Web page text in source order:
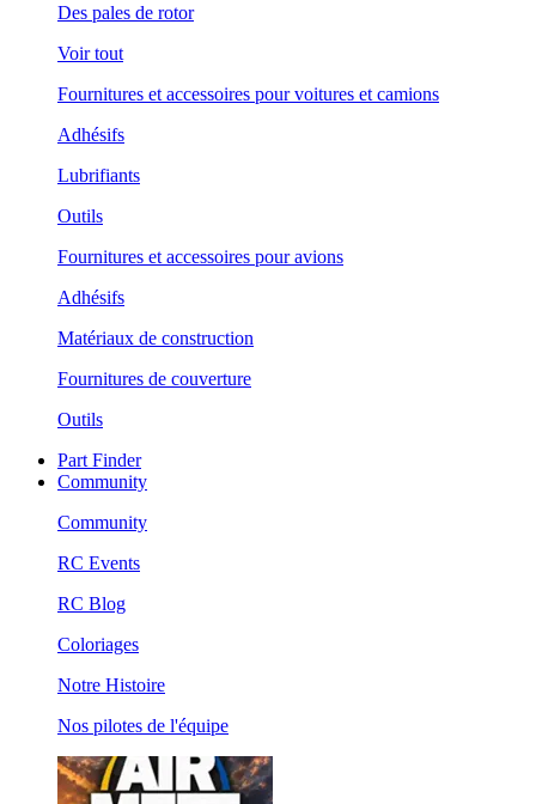
Des pales de rotor
Voir tout
Fournitures et accessoires pour voitures et camions
Adhésifs
Lubrifiants
Outils
Fournitures et accessoires pour avions
Adhésifs
Matériaux de construction
Fournitures de couverture
Outils
Part Finder
Community
Community
RC Events
RC Blog
Coloriages
Notre Histoire
Nos pilotes de l'équipe